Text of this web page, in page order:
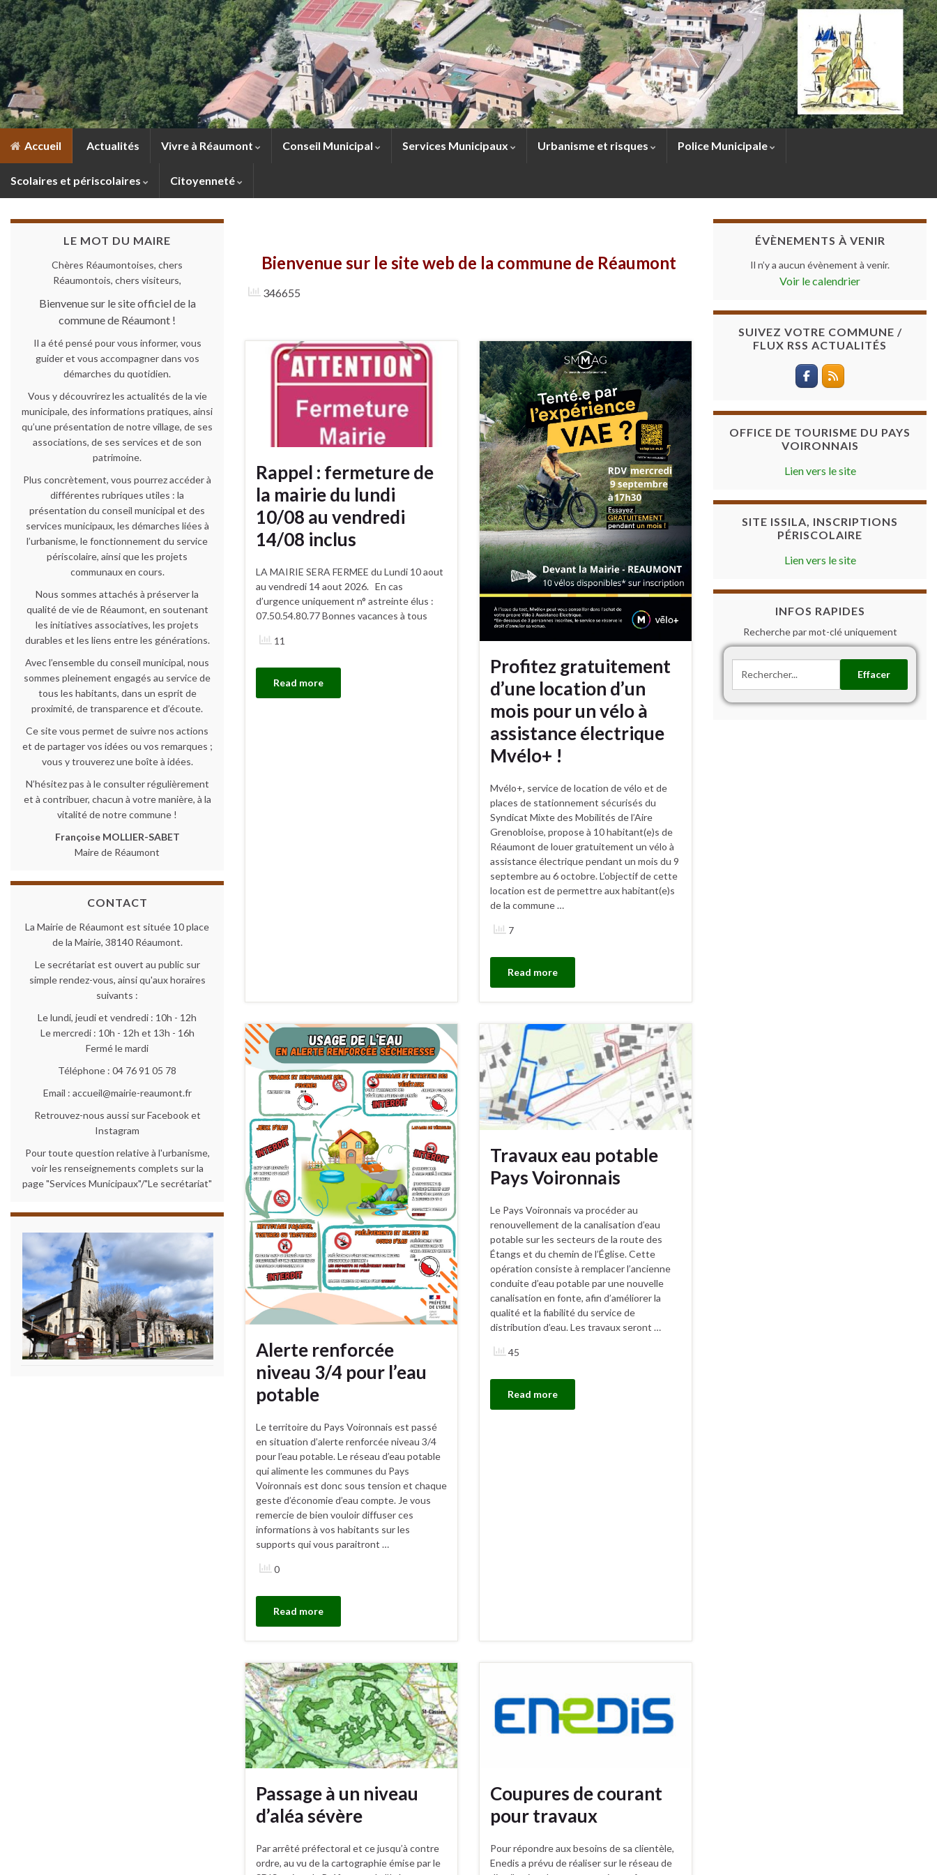
Accueil Actualités Vivre à Réaumont Conseil Municipal Services Municipaux Urbanisme et risques Police Municipale
Scolaires et périscolaires Citoyenneté
Bienvenue sur le site web de la commune de Réaumont
346655
Rappel : fermeture de
la mairie du lundi
10/08 au vendredi
14/08 inclus
LA MAIRIE SERA FERMEE du Lundi 10 aout
au vendredi 14 aout 2026. En cas
d’urgence uniquement n° astreinte élus :
07.50.54.80.77 Bonnes vacances à tous
11
Read more
Profitez gratuitement
d’une location d’un
mois pour un vélo à
assistance électrique
Mvélo+ !
Mvélo+, service de location de vélo et de
places de stationnement sécurisés du
Syndicat Mixte des Mobilités de l’Aire
Grenobloise, propose à 10 habitant(e)s de
Réaumont de louer gratuitement un vélo à
assistance électrique pendant un mois du 9
septembre au 6 octobre. L’objectif de cette
location est de permettre aux habitant(e)s
de la commune …
7
Read more
Alerte renforcée
niveau 3/4 pour l’eau
potable
Le territoire du Pays Voironnais est passé
en situation d’alerte renforcée niveau 3/4
pour l’eau potable. Le réseau d’eau potable
qui alimente les communes du Pays
Voironnais est donc sous tension et chaque
geste d’économie d’eau compte. Je vous
remercie de bien vouloir diffuser ces
informations à vos habitants sur les
supports qui vous paraitront …
0
Read more
Travaux eau potable
Pays Voironnais
Le Pays Voironnais va procéder au
renouvellement de la canalisation d’eau
potable sur les secteurs de la route des
Étangs et du chemin de l’Église. Cette
opération consiste à remplacer l’ancienne
conduite d’eau potable par une nouvelle
canalisation en fonte, afin d’améliorer la
qualité et la fiabilité du service de
distribution d’eau. Les travaux seront …
45
Read more
Passage à un niveau
d’aléa sévère
Par arrêté préfectoral et ce jusqu’à contre
ordre, au vu de la cartographie émise par le
Coupures de courant
pour travaux
Pour répondre aux besoins de sa clientèle,
Enedis a prévu de réaliser sur le réseau de
LE MOT DU MAIRE
Chères Réaumontoises, chers
Réaumontois, chers visiteurs,
Bienvenue sur le site officiel de la
commune de Réaumont !
Il a été pensé pour vous informer, vous
guider et vous accompagner dans vos
démarches du quotidien.
Vous y découvrirez les actualités de la vie
municipale, des informations pratiques, ainsi
qu’une présentation de notre village, de ses
associations, de ses services et de son
patrimoine.
Plus concrètement, vous pourrez accéder à
différentes rubriques utiles : la
présentation du conseil municipal et des
services municipaux, les démarches liées à
l’urbanisme, le fonctionnement du service
périscolaire, ainsi que les projets
communaux en cours.
Nous sommes attachés à préserver la
qualité de vie de Réaumont, en soutenant
les initiatives associatives, les projets
durables et les liens entre les générations.
Avec l’ensemble du conseil municipal, nous
sommes pleinement engagés au service de
tous les habitants, dans un esprit de
proximité, de transparence et d’écoute.
Ce site vous permet de suivre nos actions
et de partager vos idées ou vos remarques ;
vous y trouverez une boîte à idées.
N’hésitez pas à le consulter régulièrement
et à contribuer, chacun à votre manière, à la
vitalité de notre commune !
Françoise MOLLIER-SABET
Maire de Réaumont
CONTACT
La Mairie de Réaumont est située 10 place
de la Mairie, 38140 Réaumont.
Le secrétariat est ouvert au public sur
simple rendez-vous, ainsi qu'aux horaires
suivants :
Le lundi, jeudi et vendredi : 10h - 12h
Le mercredi : 10h - 12h et 13h - 16h
Fermé le mardi
Téléphone : 04 76 91 05 78
Email : accueil@mairie-reaumont.fr
Retrouvez-nous aussi sur Facebook et
Instagram
Pour toute question relative à l'urbanisme,
voir les renseignements complets sur la
page "Services Municipaux"/"Le secrétariat"
ÉVÈNEMENTS À VENIR
Il n’y a aucun évènement à venir.
Voir le calendrier
SUIVEZ VOTRE COMMUNE /
FLUX RSS ACTUALITÉS
OFFICE DE TOURISME DU PAYS
VOIRONNAIS
Lien vers le site
SITE ISSILA, INSCRIPTIONS
PÉRISCOLAIRE
Lien vers le site
INFOS RAPIDES
Recherche par mot-clé uniquement
Effacer